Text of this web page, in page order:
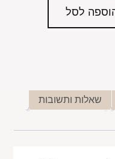
לסל
שאלות ותשובות